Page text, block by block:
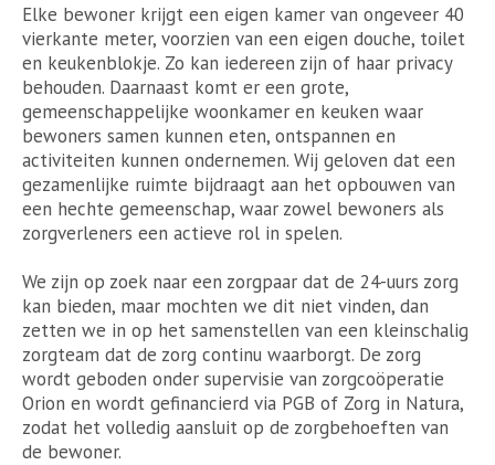
Elke bewoner krijgt een eigen kamer van ongeveer 40
vierkante meter, voorzien van een eigen douche, toilet
en keukenblokje. Zo kan iedereen zijn of haar privacy
behouden. Daarnaast komt er een grote,
gemeenschappelijke woonkamer en keuken waar
bewoners samen kunnen eten, ontspannen en
activiteiten kunnen ondernemen. Wij geloven dat een
gezamenlijke ruimte bijdraagt aan het opbouwen van
een hechte gemeenschap, waar zowel bewoners als
zorgverleners een actieve rol in spelen.
We zijn op zoek naar een zorgpaar dat de 24-uurs zorg
kan bieden, maar mochten we dit niet vinden, dan
zetten we in op het samenstellen van een kleinschalig
zorgteam dat de zorg continu waarborgt. De zorg
wordt geboden onder supervisie van zorgcoöperatie
Orion en wordt gefinancierd via PGB of Zorg in Natura,
zodat het volledig aansluit op de zorgbehoeften van
de bewoner.